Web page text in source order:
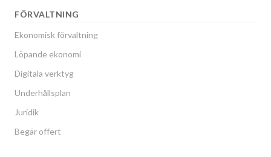
FÖRVALTNING
Ekonomisk förvaltning
Löpande ekonomi
Digitala verktyg
Underhållsplan
Juridik
Begär offert